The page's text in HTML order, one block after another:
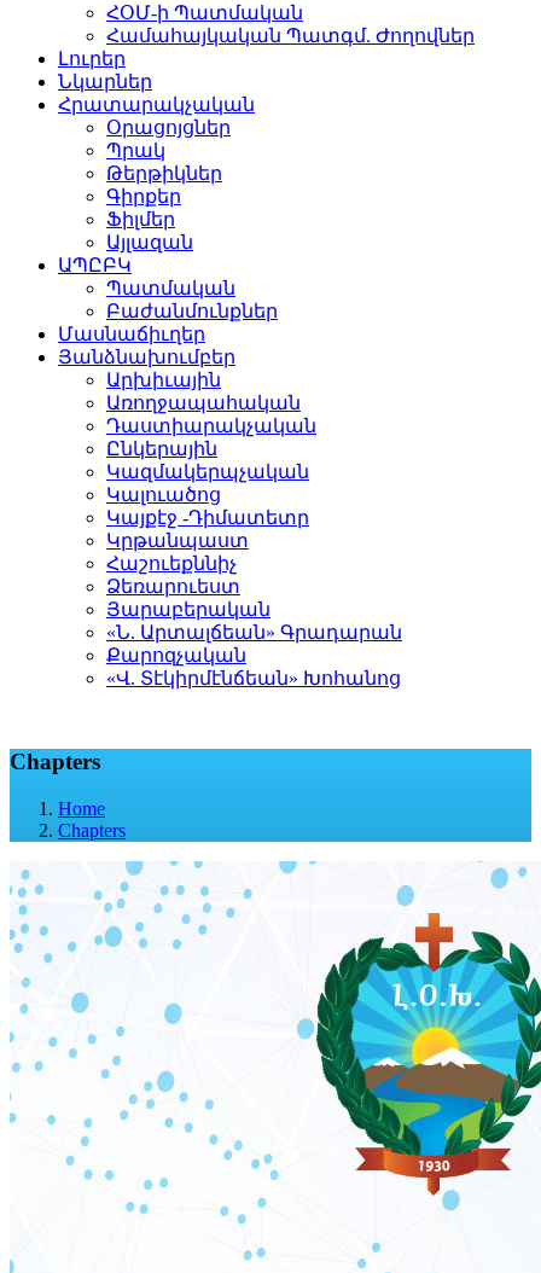
ՀՕՄ-ի Պատմական
Համահայկական Պատգմ. Ժողովներ
Լուրեր
Նկարներ
Հրատարակչական
Օրացոյցներ
Պրակ
Թերթիկներ
Գիրքեր
Ֆիլմեր
Այլազան
ԱՊԸԲԿ
Պատմական
Բաժանմունքներ
Մասնաճիւղեր
Յանձնախումբեր
Արխիւային
Առողջապահական
Դաստիարակչական
Ընկերային
Կազմակերպչական
Կալուածոց
Կայքէջ -Դիմատետր
Կրթանպաստ
Հաշուեքննիչ
Ձեռարուեստ
Յարաբերական
«Ն. Արտալճեան» Գրադարան
Քարոզչական
«Վ. Տէկիրմէնճեան» Խոհանոց
Chapters
Home
Chapters